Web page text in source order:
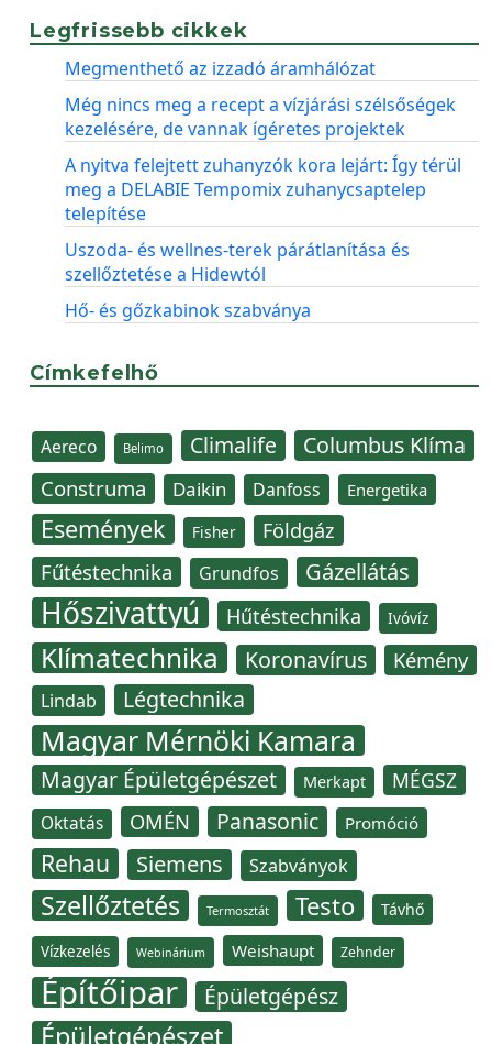
Legfrissebb cikkek
Megmenthető az izzadó áramhálózat
Még nincs meg a recept a vízjárási szélsőségek
kezelésére, de vannak ígéretes projektek
A nyitva felejtett zuhanyzók kora lejárt: Így térül
meg a DELABIE Tempomix zuhanycsaptelep
telepítése
Uszoda- és wellnes-terek párátlanítása és
szellőztetése a Hidewtól
Hő- és gőzkabinok szabványa
Címkefelhő
Aereco Belimo Climalife Columbus Klíma
Construma Daikin Danfoss Energetika
Események Fisher Földgáz
Fűtéstechnika Grundfos Gázellátás
Hőszivattyú Hűtéstechnika Ivóvíz
Klímatechnika Koronavírus Kémény
Lindab Légtechnika
Magyar Mérnöki Kamara
Magyar Épületgépészet Merkapt MÉGSZ
Oktatás OMÉN Panasonic Promóció
Rehau Siemens Szabványok
Szellőztetés Termosztát Testo Távhő
Vízkezelés Webinárium Weishaupt Zehnder
Építőipar Épületgépész
Épületgépészet